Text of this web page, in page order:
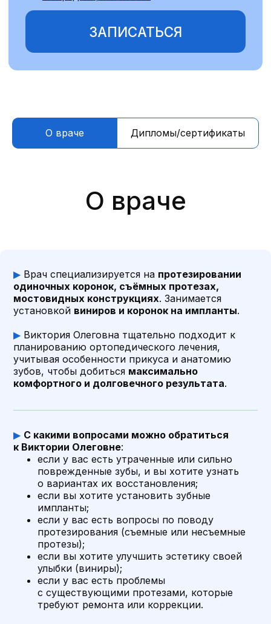
О враче Дипломы/сертификаты
▶ Врач специализируется на протезировании
одиночных коронок, съёмных протезах,
мостовидных конструкциях. Занимается
установкой виниров и коронок на импланты.
▶ Виктория Олеговна тщательно подходит к
планированию ортопедического лечения,
учитывая особенности прикуса и анатомию
зубов, чтобы добиться максимально
комфортного и долговечного результата.
▶ С какими вопросами можно обратиться
к Виктории Олеговне:
если у вас есть утраченные или сильно
поврежденные зубы, и вы хотите узнать
о вариантах их восстановления;
если вы хотите установить зубные
импланты;
если у вас есть вопросы по поводу
протезирования (съемные или несъемные
протезы);
если вы хотите улучшить эстетику своей
улыбки (виниры);
если у вас есть проблемы
с существующими протезами, которые
требуют ремонта или коррекции.
Дипломы/
Отзывы
5.0 4.9 5.0 5.0